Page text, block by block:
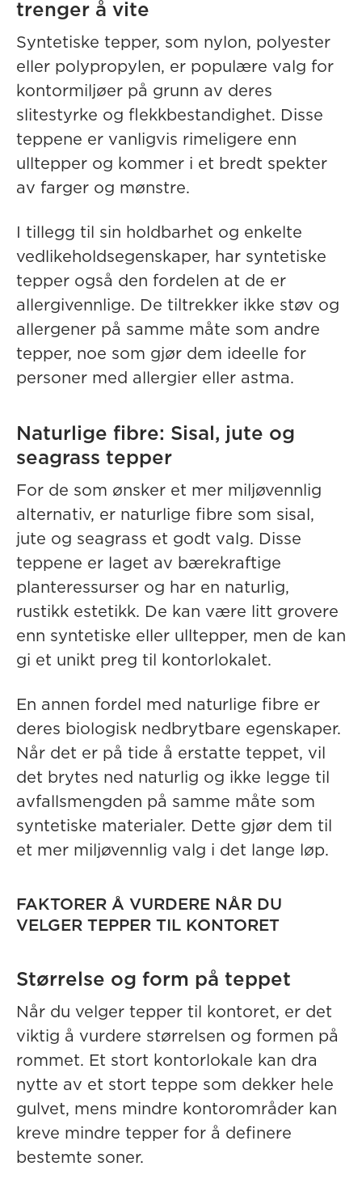
trenger å vite
Syntetiske tepper, som nylon, polyester
eller polypropylen, er populære valg for
kontormiljøer på grunn av deres
slitestyrke og flekkbestandighet. Disse
teppene er vanligvis rimeligere enn
ulltepper og kommer i et bredt spekter
av farger og mønstre.
I tillegg til sin holdbarhet og enkelte
vedlikeholdsegenskaper, har syntetiske
tepper også den fordelen at de er
allergivennlige. De tiltrekker ikke støv og
allergener på samme måte som andre
tepper, noe som gjør dem ideelle for
personer med allergier eller astma.
Naturlige fibre: Sisal, jute og
seagrass tepper
For de som ønsker et mer miljøvennlig
alternativ, er naturlige fibre som sisal,
jute og seagrass et godt valg. Disse
teppene er laget av bærekraftige
planteressurser og har en naturlig,
rustikk estetikk. De kan være litt grovere
enn syntetiske eller ulltepper, men de kan
gi et unikt preg til kontorlokalet.
En annen fordel med naturlige fibre er
deres biologisk nedbrytbare egenskaper.
Når det er på tide å erstatte teppet, vil
det brytes ned naturlig og ikke legge til
avfallsmengden på samme måte som
syntetiske materialer. Dette gjør dem til
et mer miljøvennlig valg i det lange løp.
FAKTORER Å VURDERE NÅR DU
VELGER TEPPER TIL KONTORET
Størrelse og form på teppet
Når du velger tepper til kontoret, er det
viktig å vurdere størrelsen og formen på
rommet. Et stort kontorlokale kan dra
nytte av et stort teppe som dekker hele
gulvet, mens mindre kontorområder kan
kreve mindre tepper for å definere
bestemte soner.